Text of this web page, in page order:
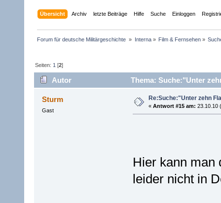
Übersicht Archiv letzte Beiträge Hilfe Suche Einloggen
Forum für deutsche Militärgeschichte » Interna» Film & Fernsehen»
Seiten: 1 [2]
Autor Thema: Suche:"Unter
Sturm
Gast
Re:Suche:"Unter zehn
« Antwort #15 am: 23.10.10
Hier kann man
leider nicht in